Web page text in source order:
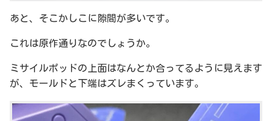
あと、そこかしこに隙間が多いです。
これは原作通りなのでしょうか。
ミサイルポッドの上面はなんとか合ってるように見えます
が、モールドと下端はズレまくっています。